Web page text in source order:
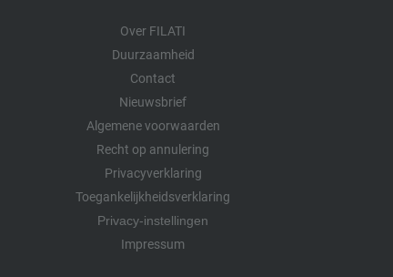
Over FILATI
Duurzaamheid
Contact
Nieuwsbrief
Algemene voorwaarden
Recht op annulering
Privacyverklaring
Toegankelijkheidsverklaring
Privacy-instellingen
Impressum